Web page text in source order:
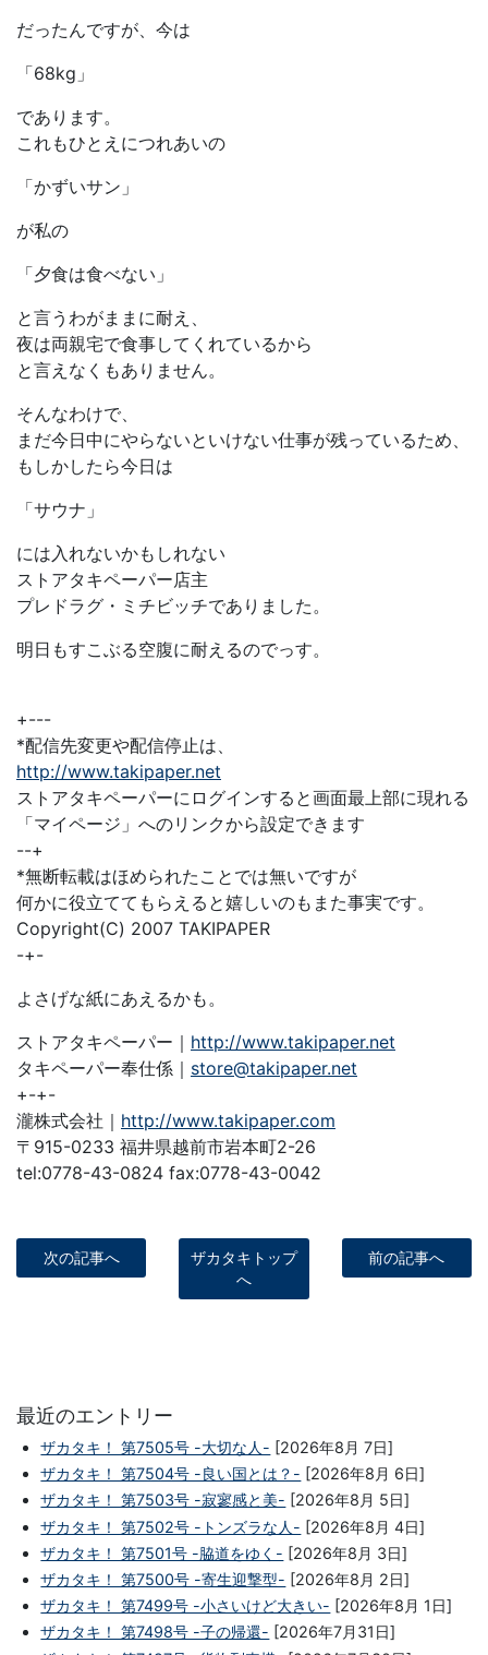
だったんですが、今は
「68kg」
であります。
これもひとえにつれあいの
「かずいサン」
が私の
「夕食は食べない」
と言うわがままに耐え、
夜は両親宅で食事してくれているから
と言えなくもありません。
そんなわけで、
まだ今日中にやらないといけない仕事が残っているため、
もしかしたら今日は
「サウナ」
には入れないかもしれない
ストアタキペーパー店主
プレドラグ・ミチビッチでありました。
明日もすこぶる空腹に耐えるのでっす。
+---
*配信先変更や配信停止は、
http://www.takipaper.net
ストアタキペーパーにログインすると画面最上部に現れる
「マイページ」へのリンクから設定できます
--+
*無断転載はほめられたことでは無いですが
何かに役立ててもらえると嬉しいのもまた事実です。
Copyright(C) 2007 TAKIPAPER
-+-
よさげな紙にあえるかも。
ストアタキペーパー｜ http://www.takipaper.net
タキペーパー奉仕係｜ store@takipaper.net
+-+-
瀧株式会社｜ http://www.takipaper.com
〒915-0233 福井県越前市岩本町2-26
tel:0778-43-0824 fax:0778-43-0042
次の記事へ
ザカタキトップ
へ
前の記事へ
最近のエントリー
ザカタキ！ 第7505号 -大切な人- [2026年8月 7日]
ザカタキ！ 第7504号 -良い国とは？- [2026年8月 6日]
ザカタキ！ 第7503号 -寂寥感と美- [2026年8月 5日]
ザカタキ！ 第7502号 -トンズラな人- [2026年8月 4日]
ザカタキ！ 第7501号 -脇道をゆく- [2026年8月 3日]
ザカタキ！ 第7500号 -寄生迎撃型- [2026年8月 2日]
ザカタキ！ 第7499号 -小さいけど大きい- [2026年8月 1日]
ザカタキ！ 第7498号 -子の帰還- [2026年7月31日]